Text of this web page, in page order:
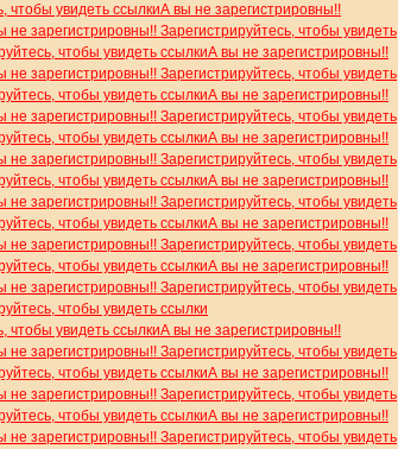
чтобы увидеть ссылкиА вы не зарегистрировны!!
не зарегистрировны!! Зарегистрируйтесь, чтобы увидеть
чтобы увидеть ссылкиА вы не зарегистрировны!!
не зарегистрировны!! Зарегистрируйтесь, чтобы увидеть
чтобы увидеть ссылкиА вы не зарегистрировны!!
не зарегистрировны!! Зарегистрируйтесь, чтобы увидеть
чтобы увидеть ссылкиА вы не зарегистрировны!!
не зарегистрировны!! Зарегистрируйтесь, чтобы увидеть
чтобы увидеть ссылкиА вы не зарегистрировны!!
не зарегистрировны!! Зарегистрируйтесь, чтобы увидеть
чтобы увидеть ссылкиА вы не зарегистрировны!!
не зарегистрировны!! Зарегистрируйтесь, чтобы увидеть
чтобы увидеть ссылкиА вы не зарегистрировны!!
не зарегистрировны!! Зарегистрируйтесь, чтобы увидеть
чтобы увидеть ссылки
чтобы увидеть ссылкиА вы не зарегистрировны!!
не зарегистрировны!! Зарегистрируйтесь, чтобы увидеть
чтобы увидеть ссылкиА вы не зарегистрировны!!
не зарегистрировны!! Зарегистрируйтесь, чтобы увидеть
чтобы увидеть ссылкиА вы не зарегистрировны!!
не зарегистрировны!! Зарегистрируйтесь, чтобы увидеть